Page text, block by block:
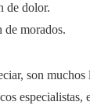
de dolor.
de morados.
son
especialistas,